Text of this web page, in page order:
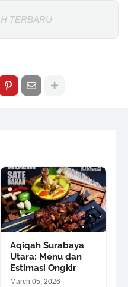
TERBARU
Aqiqah Surabaya
Utara: Menu dan
Estimasi Ongkir
March 05, 2026